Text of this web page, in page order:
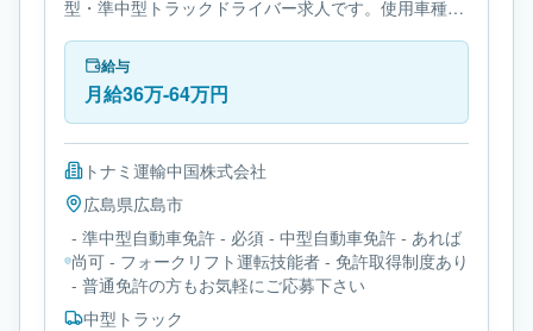
型・準中型トラックドライバー求人です。使用車種は
中型トラックです。勤務時間は- 変形労働時間制で
す。必要免許は- 準中型自動車免許です。
給与
月給36万-64万円
トナミ運輸中国株式会社
広島県広島市
- 準中型自動車免許 - 必須 - 中型自動車免許 - あれば
尚可 - フォークリフト運転技能者 - 免許取得制度あり
- 普通免許の方もお気軽にご応募下さい
中型トラック